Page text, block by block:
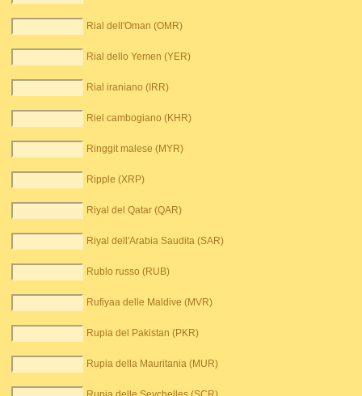
Rial dell'Oman (OMR)
Rial dello Yemen (YER)
Rial iraniano (IRR)
Riel cambogiano (KHR)
Ringgit malese (MYR)
Ripple (XRP)
Riyal del Qatar (QAR)
Riyal dell'Arabia Saudita (SAR)
Rublo russo (RUB)
Rufiyaa delle Maldive (MVR)
Rupia del Pakistan (PKR)
Rupia della Mauritania (MUR)